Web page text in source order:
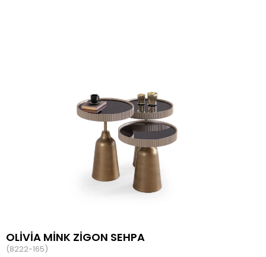
OLİVİA MİNK ZİGON SEHPA
(8222-165)